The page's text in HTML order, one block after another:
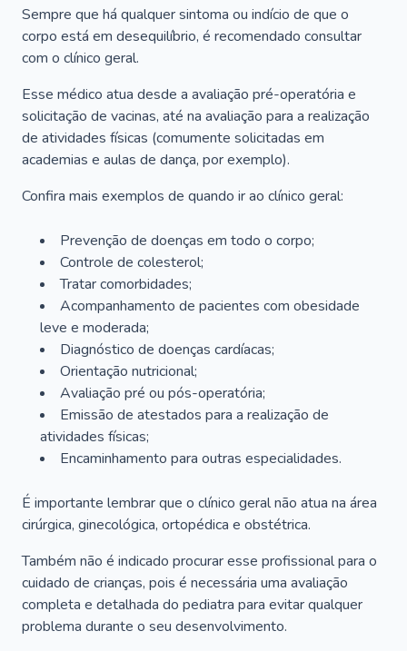
Sempre que há qualquer sintoma ou indício de que o
corpo está em desequilíbrio, é recomendado consultar
com o clínico geral.
Esse médico atua desde a avaliação pré-operatória e
solicitação de vacinas, até na avaliação para a realização
de atividades físicas (comumente solicitadas em
academias e aulas de dança, por exemplo).
Confira mais exemplos de quando ir ao clínico geral:
Prevenção de doenças em todo o corpo;
Controle de colesterol;
Tratar comorbidades;
Acompanhamento de pacientes com obesidade
leve e moderada;
Diagnóstico de doenças cardíacas;
Orientação nutricional;
Avaliação pré ou pós-operatória;
Emissão de atestados para a realização de
atividades físicas;
Encaminhamento para outras especialidades.
É importante lembrar que o clínico geral não atua na área
cirúrgica, ginecológica, ortopédica e obstétrica.
Também não é indicado procurar esse profissional para o
cuidado de crianças, pois é necessária uma avaliação
completa e detalhada do pediatra para evitar qualquer
problema durante o seu desenvolvimento.